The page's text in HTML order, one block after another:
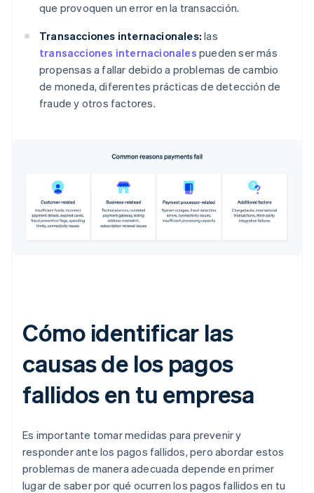
que provoquen un error en la transacción.
Transacciones internacionales: las
transacciones internacionales pueden ser más
propensas a fallar debido a problemas de cambio
de moneda, diferentes prácticas de detección de
fraude y otros factores.
Cómo identificar las
causas de los pagos
fallidos en tu empresa
Es importante tomar medidas para prevenir y
responder ante los pagos fallidos, pero abordar estos
problemas de manera adecuada depende en primer
lugar de saber por qué ocurren los pagos fallidos en tu